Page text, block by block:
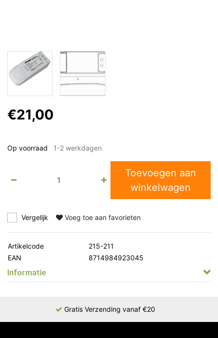
€21,00
Op voorraad 1-2 werkdagen
Toevoegen aan
winkelwagen
Vergelijk Voeg toe aan favorieten
Artikelcode
215-211
EAN
8714984923045
Informatie
Gratis Verzending vanaf €20